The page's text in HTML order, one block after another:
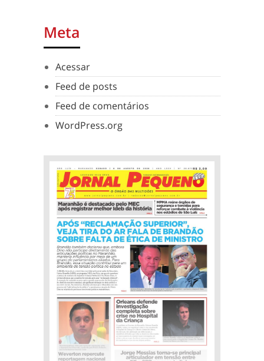
Meta
Acessar
Feed de posts
Feed de comentários
WordPress.org